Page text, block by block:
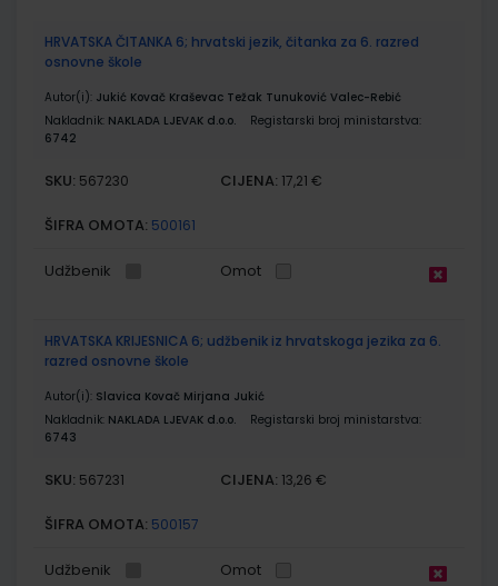
proizvodi
HRVATSKA ČITANKA 6; hrvatski jezik, čitanka za 6. razred
osnovne škole
Autor(i): Jukić Kovač Kraševac Težak Tunuković Valec-Rebić
Nakladnik: NAKLADA LJEVAK d.o.o.
Registarski broj ministarstva:
6742
SKU: 567230 CIJENA: 17,21 €
ŠIFRA OMOTA: 500161
Udžbenik Omot
HRVATSKA KRIJESNICA 6; udžbenik iz hrvatskoga jezika za 6.
razred osnovne škole
Autor(i): Slavica Kovač Mirjana Jukić
Nakladnik: NAKLADA LJEVAK d.o.o.
Registarski broj ministarstva:
6743
SKU: 567231 CIJENA: 13,26 €
ŠIFRA OMOTA: 500157
Udžbenik Omot